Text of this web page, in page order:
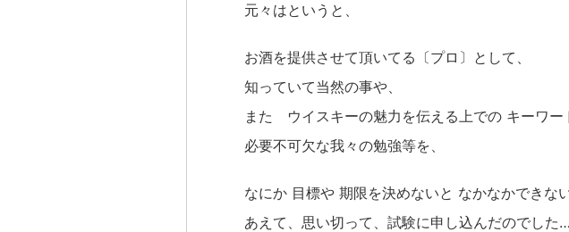
元々はというと、
お酒を提供させて頂いてる〔プロ〕として、
知っていて当然の事や、
また ウイスキーの魅力を伝える上での キーワー
必要不可欠な我々の勉強等を、
なにか 目標や 期限を決めないと なかなかできな
あえて、思い切って、試験に申し込んだのでした